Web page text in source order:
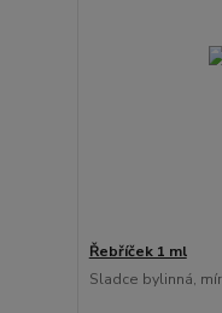
Řebříček 1 ml
Sladce bylinná,